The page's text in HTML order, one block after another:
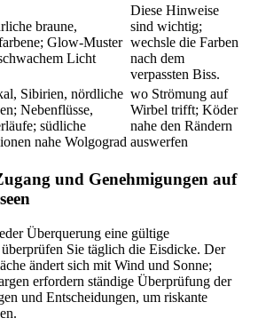
braune,
Glow-Muster
Licht
Diese Hinweise
sind wichtig;
wechsle die Farben
nach dem
verpassten Biss.
Sibirien, nördliche
Nebenflüsse,
südliche
nahe Wolgograd
wo Strömung auf
Wirbel trifft; Köder
nahe den Rändern
auswerfen
und Genehmigungen auf
Überquerung eine gültige
Sie täglich die Eisdicke. Der
ändert sich mit Wind und Sonne;
erfordern ständige Überprüfung der
und Entscheidungen, um riskante